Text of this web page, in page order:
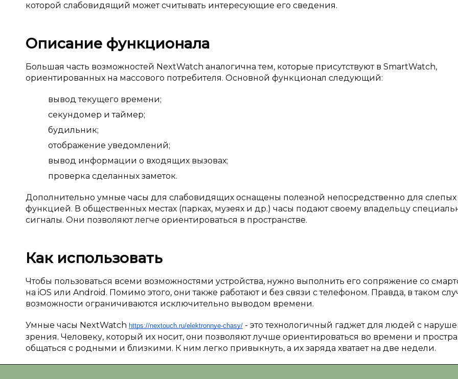
которой слабовидящий может считывать интересующие его сведения.
Описание функционала
Большая часть возможностей NextWatch аналогична тем, которые присутствуют в SmartWatch,
ориентированных на массового потребителя. Основной функционал следующий:
вывод текущего времени;
секундомер и таймер;
будильник;
отображение уведомлений;
вывод информации о входящих вызовах;
проверка сделанных заметок.
Дополнительно умные часы для слабовидящих оснащены полезной непосредственно для слепых
функцией. В общественных местах (парках, музеях и др.) часы подают своему владельцу
сигналы. Они позволяют легче ориентироваться в пространстве.
Как использовать
Чтобы пользоваться всеми возможностями устройства, нужно выполнить его сопряжение со
на iOS или Android. Помимо этого, они также работают и без связи с телефоном. Правда, в таком
возможности ограничиваются исключительно выводом времени.
Умные часы NextWatch https://nextouch.ru/elektronnye-chasy/ - это технологичный гаджет для людей с
зрения. Человеку, который их носит, они позволяют лучше ориентироваться во времени и
общаться с родными и близкими. К ним легко привыкнуть, а их заряда хватает на две недели.